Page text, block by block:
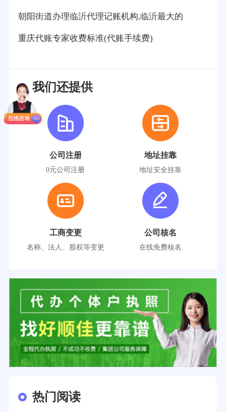
朝阳街道办理临沂代理记账机构,临沂最大的
重庆代账专家收费标准(代账手续费)
我们还提供
公司注册
0元公司注册
地址挂靠
地址安全挂靠
工商变更
名称、法人、股权等变更
公司核名
在线免费核名
热门阅读